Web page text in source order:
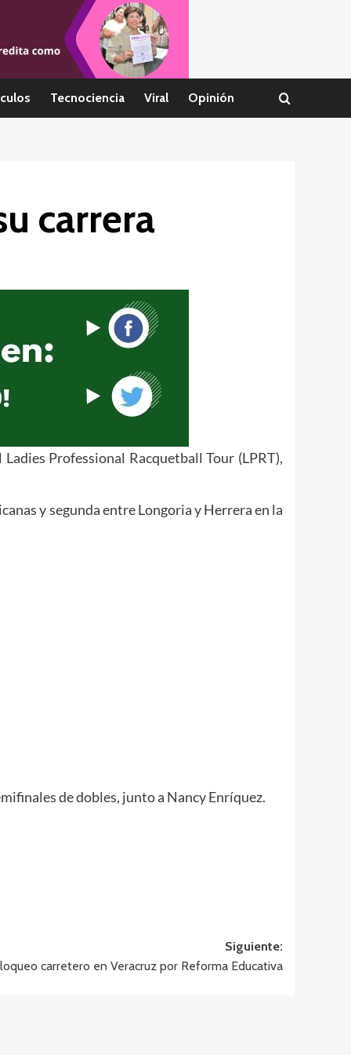
Tecnociencia Viral Opinión
carrera
Professional Racquetball Tour (LPRT),
y segunda entre Longoria y Herrera en la
de dobles, junto a Nancy Enríquez.
Siguiente:
carretero en Veracruz por Reforma Educativa